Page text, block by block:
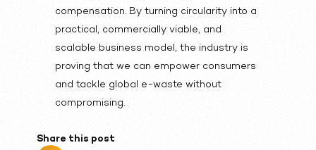
compensation. By turning circularity into a
practical, commercially viable, and
scalable business model, the industry is
proving that we can empower consumers
and tackle global e-waste without
compromising.
Share this post